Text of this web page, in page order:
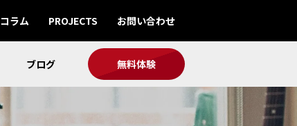
コラム PROJECTS お問い合わせ
ブログ 無料体験